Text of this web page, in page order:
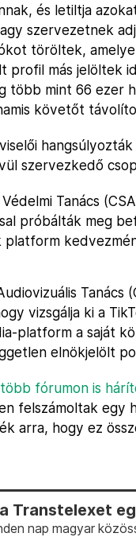
és letiltja
szervezetnek
töröltek,
profil más jelöltek
több mint 66 ezer
követőt
szervezkedő
Tanács
próbálták meg
platform
Tanács
vizsgálja ki a
platform a saját
elnökjelölt
fórumon is
felszámoltak egy
arra, hogy ez
Transtelexet
nap magyar